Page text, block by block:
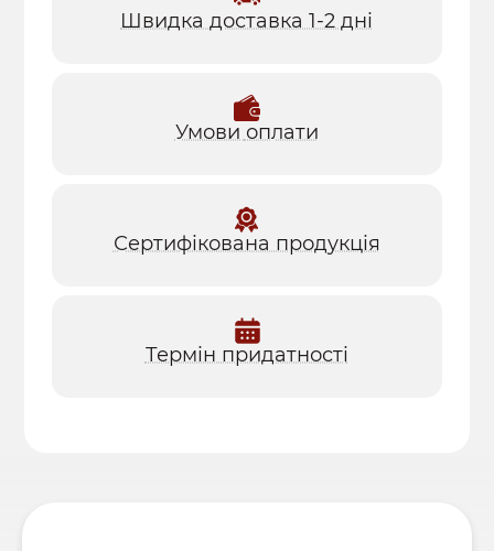
Швидка доставка 1-2 дні
Умови оплати
Сертифікована продукція
Термін придатності